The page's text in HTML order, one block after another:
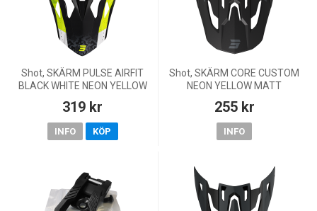
Shot, SKÄRM PULSE AIRFIT
BLACK WHITE NEON YELLOW
319 kr
INFO KÖP
Shot, SKÄRM CORE CUSTOM
NEON YELLOW MATT
255 kr
INFO